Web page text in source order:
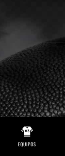
EQUIPOS